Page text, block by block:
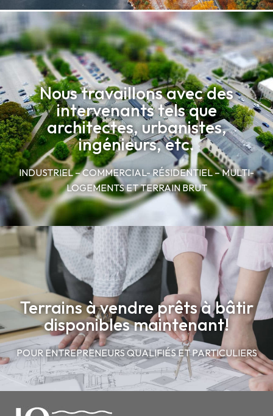
Nous travaillons avec des
intervenants tels que
architectes, urbanistes,
ingénieurs, etc.
INDUSTRIEL – COMMERCIAL- RÉSIDENTIEL – MULTI-
LOGEMENTS ET TERRAIN BRUT
Terrains à vendre prêts à bâtir
disponibles maintenant!
POUR ENTREPRENEURS QUALIFIÉS ET PARTICULIERS